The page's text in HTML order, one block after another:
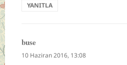
YANITLA
buse
ki:
10 Haziran 2016, 13:08